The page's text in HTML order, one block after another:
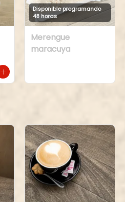
Disponible programando
48 horas
Merengue
maracuya